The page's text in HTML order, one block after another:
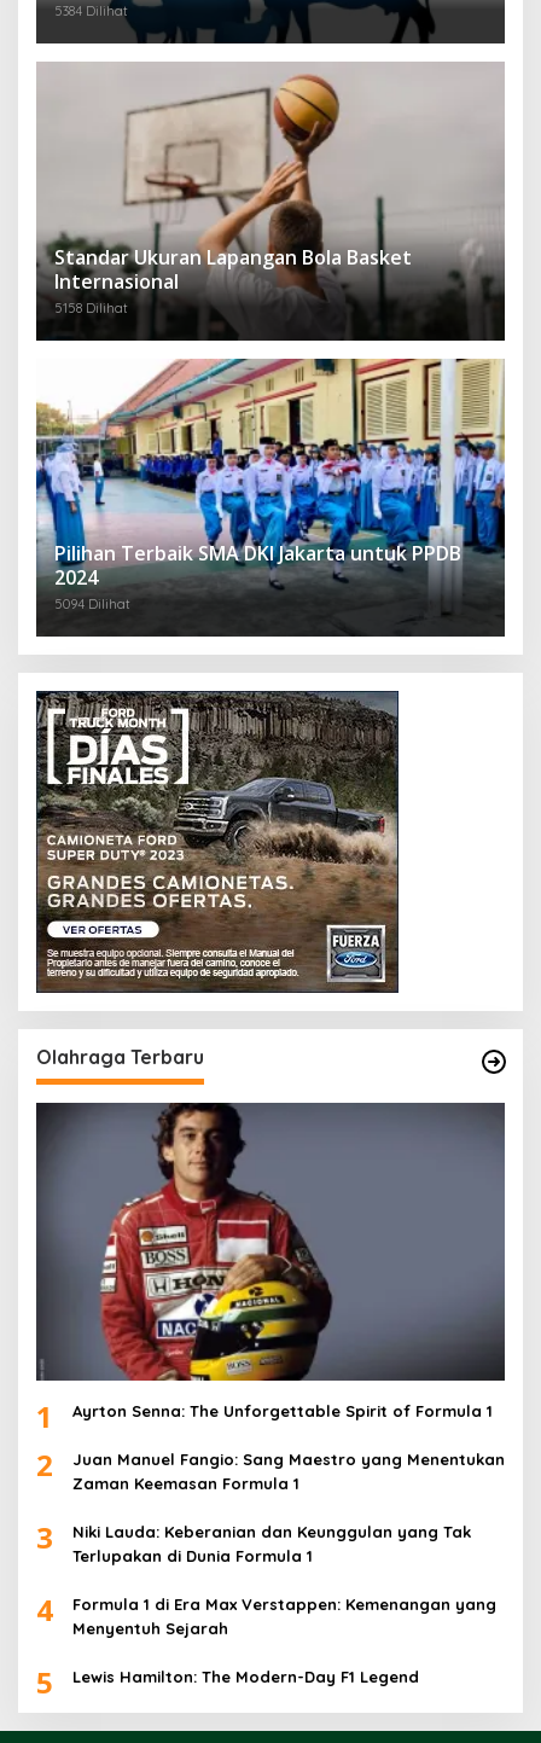
5384 Dilihat
Standar Ukuran Lapangan Bola Basket
Internasional
5158 Dilihat
Pilihan Terbaik SMA DKI Jakarta untuk PPDB
2024
5094 Dilihat
Olahraga Terbaru
1 Ayrton Senna: The Unforgettable Spirit of Formula 1
2
Juan Manuel Fangio: Sang Maestro yang Menentukan
Zaman Keemasan Formula 1
3
Niki Lauda: Keberanian dan Keunggulan yang Tak
Terlupakan di Dunia Formula 1
4
Formula 1 di Era Max Verstappen: Kemenangan yang
Menyentuh Sejarah
5 Lewis Hamilton: The Modern-Day F1 Legend